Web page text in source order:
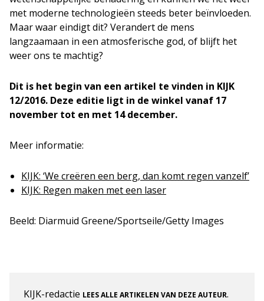
met moderne technologieën steeds beter beïnvloeden.
Maar waar eindigt dit? Verandert de mens
langzaamaan in een atmosferische god, of blijft het
weer ons te machtig?
Dit is het begin van een artikel te vinden in KIJK
12/2016. Deze editie ligt in de winkel vanaf 17
november tot en met 14 december.
Meer informatie:
KIJK: ‘We creëren een berg, dan komt regen vanzelf’
KIJK: Regen maken met een laser
Beeld: Diarmuid Greene/Sportseile/Getty Images
KIJK-redactie LEES ALLE ARTIKELEN VAN DEZE AUTEUR.